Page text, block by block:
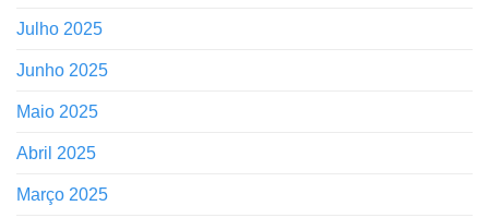
Julho 2025
Junho 2025
Maio 2025
Abril 2025
Março 2025